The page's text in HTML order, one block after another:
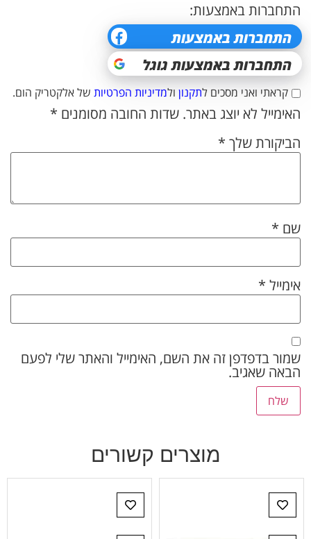
התחברות באמצעות:
קראתי ואני מסכים לתקנון ולמדיניות הפרטיות של אלקטריק הום.
האימייל לא יוצג באתר. שדות החובה מסומנים *
הביקורת שלך *
שם *
אימייל *
שמור בדפדפן זה את השם, האימייל והאתר שלי לפעם
הבאה שאגיב.
מוצרים קשורים